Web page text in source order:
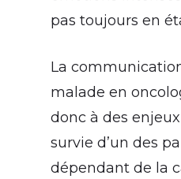
pas toujours en
La
malade en
donc à des
survie d’un des
dépendant de la